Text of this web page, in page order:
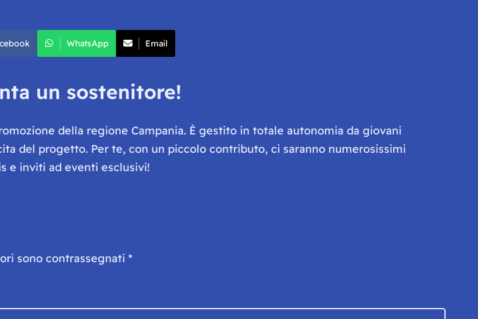
WhatsApp Email
un sostenitore!
della regione Campania. È gestito in totale autonomia da giovani
del progetto. Per te, con un piccolo contributo, ci saranno numerosissimi
e inviti ad eventi esclusivi!
sono contrassegnati *